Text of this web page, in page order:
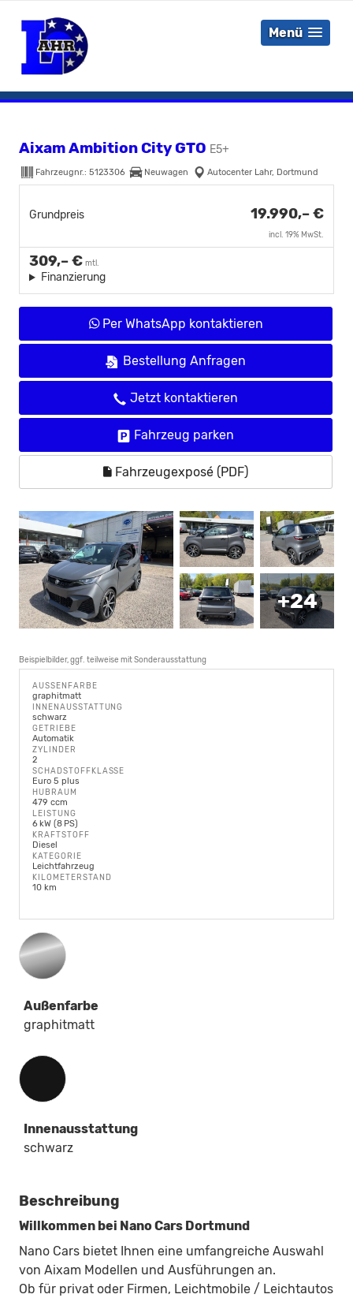
Menü
Aixam Ambition City GTO E5+
Fahrzeugnr.: 5123306 Neuwagen Autocenter Lahr, Dortmund
Grundpreis 19.990,– €
incl. 19% MwSt.
309,– € mtl.
Finanzierung
Per WhatsApp kontaktieren
Bestellung Anfragen
Jetzt kontaktieren
Fahrzeug parken
Fahrzeugexposé (PDF)
+24
Beispielbilder, ggf. teilweise mit Sonderausstattung
AUSSENFARBE
graphitmatt
INNENAUSSTATTUNG
schwarz
GETRIEBE
Automatik
ZYLINDER
2
SCHADSTOFFKLASSE
Euro 5 plus
HUBRAUM
479 ccm
LEISTUNG
6 kW (8 PS)
KRAFTSTOFF
Diesel
KATEGORIE
Leichtfahrzeug
KILOMETERSTAND
10 km
Außenfarbe
graphitmatt
Innenausstattung
Innenausstattung
schwarz
Beschreibung
Willkommen bei Nano Cars Dortmund
Nano Cars bietet Ihnen eine umfangreiche Auswahl
von Aixam Modellen und Ausführungen an.
Ob für privat oder Firmen, Leichtmobile / Leichtautos